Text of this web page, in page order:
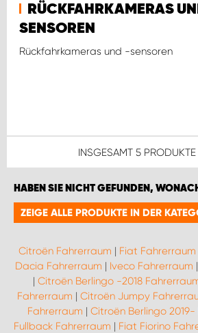
RÜCKFAHRKAMERAS
SENSOREN
Rückfahrkameras und -sensoren
INSGESAMT 5 PRODUKTE
HABEN SIE NICHT GEFUNDEN,
ZEIGE ALLE PRODUKTE IN DER
Citroën Fahrerraum | Fiat Fahrerraum
Dacia Fahrerraum | Iveco Fahrerraum |
| Citroën Berlingo -2018
Fahrerraum | Citroën Jumpy
Fahrerraum | Citroën Berlingo
Fullback Fahrerraum | Fiat Fiorino